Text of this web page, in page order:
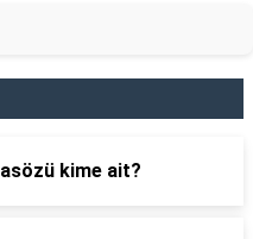
kime ait?